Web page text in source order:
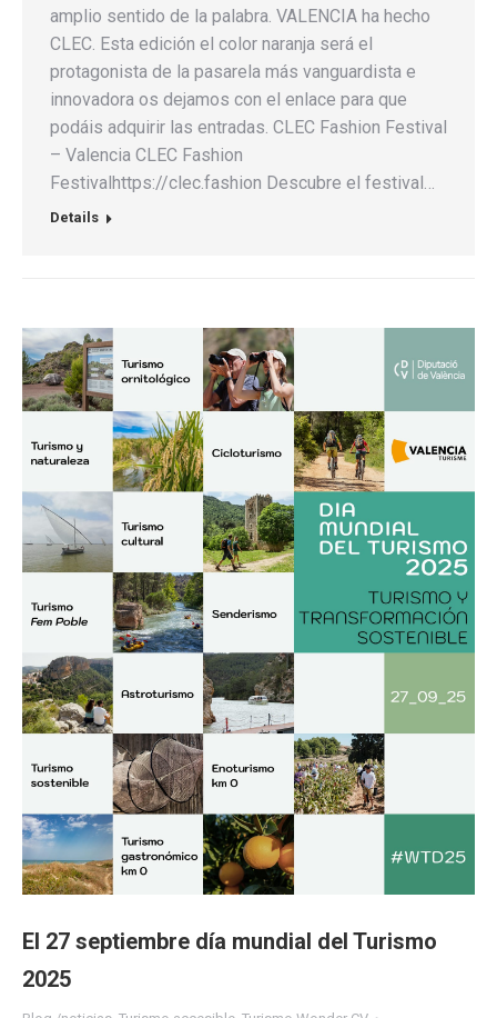
amplio sentido de la palabra. VALENCIA ha hecho
CLEC. Esta edición el color naranja será el
protagonista de la pasarela más vanguardista e
innovadora os dejamos con el enlace para que
podáis adquirir las entradas. CLEC Fashion Festival
– Valencia CLEC Fashion
Festivalhttps://clec.fashion Descubre el festival…
Details
El 27 septiembre día mundial del Turismo
2025